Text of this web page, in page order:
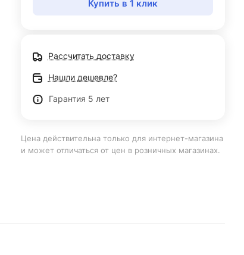
Купить в 1 клик
Рассчитать доставку
Нашли дешевле?
Гарантия 5 лет
Цена действительна только для интернет-магазина
и может отличаться от цен в розничных магазинах.